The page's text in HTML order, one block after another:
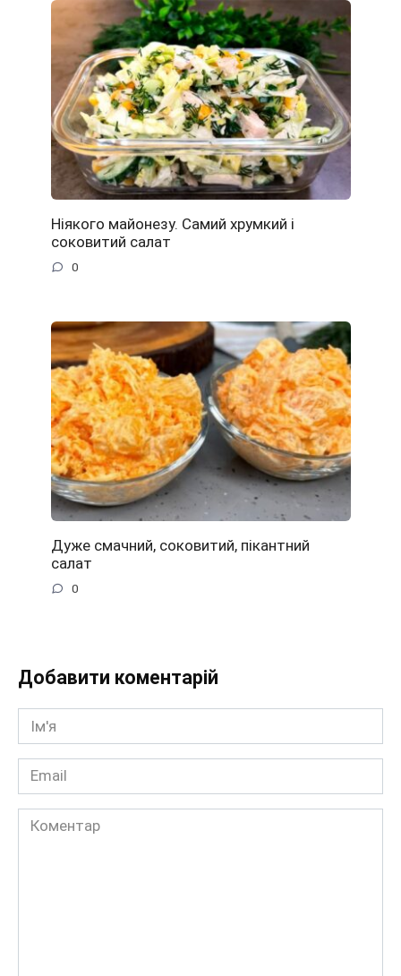
Ніякого майонезу. Самий хрумкий і
соковитий салат
0
Дуже смачний, соковитий, пікантний
салат
0
Добавити коментарій
Ім'я
*
Email
*
Коментар